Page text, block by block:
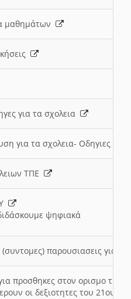
μαθημάτων
για τα σχολεια
για τα σχολεια- Οδηγιες
ΤΠΕ
ψηφιακά
(συντομες) παρουσιασεις για
προσθηκες στον ορισμο
οι δεξιοτητες του 21ου